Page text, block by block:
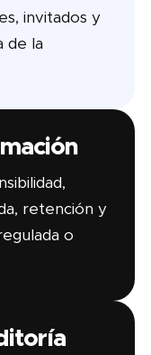
invitados y
de la
retención y
o